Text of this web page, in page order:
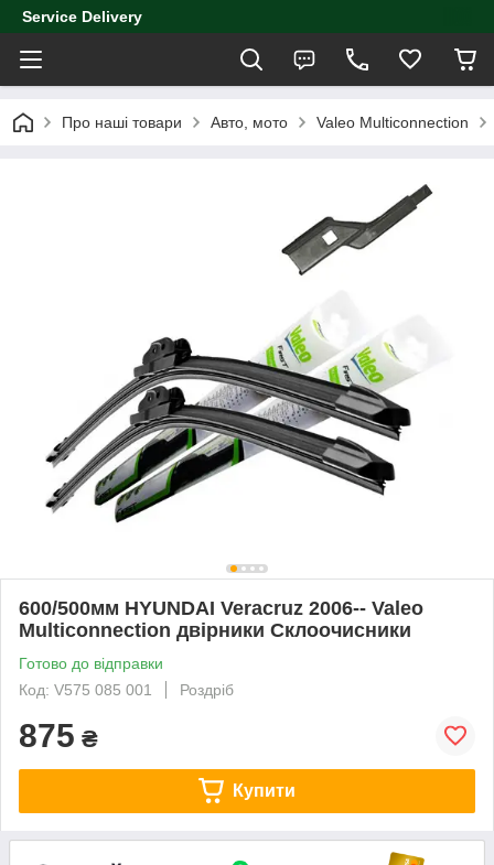
Service Delivery
Про наші товари Авто, мото Valeo Multiconnection
600/500мм HYUNDAI Veracruz 2006-- Valeo
Multiconnection двірники Склоочисники
Готово до відправки
Код: V575 085 001
Роздріб
875 ₴
Купити